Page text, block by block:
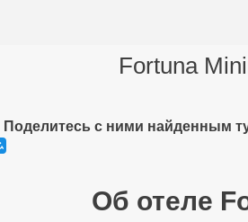
Fortuna
Поделитесь с ними найденным
Об отеле